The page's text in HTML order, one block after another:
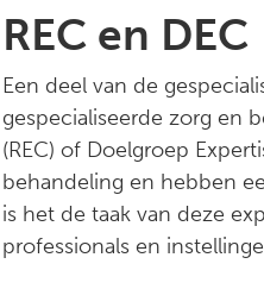
REC en DEC
Een deel van de
gespecialiseerde zorg en
(REC) of Doelgroep
behandeling en hebben
is het de taak van deze
professionals en